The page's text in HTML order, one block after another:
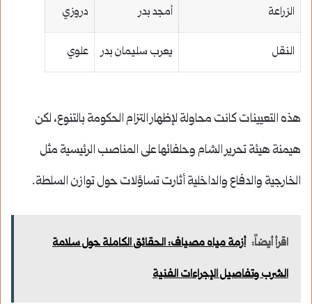
الزراعة أمجد بدر دروزي
النقل يعرب سليمان بدر علوي
هذه التعيينات كانت محاولة لإظهار التزام الحكومة بالتنوع، لكن
هيمنة هيئة تحرير الشام وحلفائها على المناصب الرئيسية مثل
الخارجية والدفاع والداخلية أثارت تساؤلات حول توازن السلطة.
اقرأ أيضاً: أزمة مياه مصياف: الحقائق الكاملة حول سلامة
الشرب وتفاصيل الإجراءات الفنية